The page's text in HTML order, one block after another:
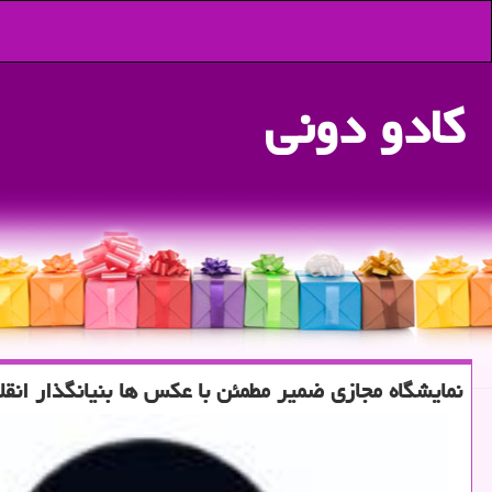
كادو دونی
نمایشگاه مجازی ضمیر مطمئن با عكس ها بنیانگذار